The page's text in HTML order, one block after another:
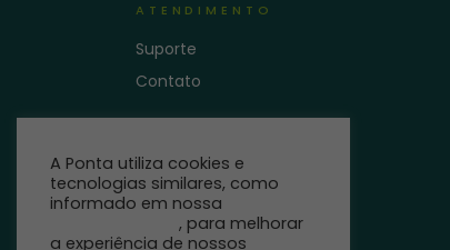
ATENDIMENTO
Suporte
Contato
A Ponta utiliza cookies e
tecnologias similares, como
informado em nossa
, para melhorar
a experiência de nossos